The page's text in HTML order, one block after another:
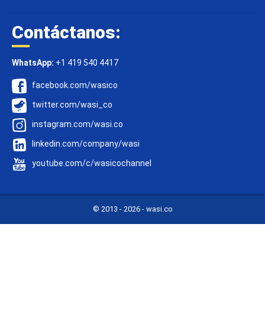
Contáctanos:
WhatsApp: +1 419 540 4417
facebook.com/wasico
twitter.com/wasi_co
instagram.com/wasi.co
linkedin.com/company/wasi
youtube.com/c/wasicochannel
© 2013 - 2026 - wasi.co